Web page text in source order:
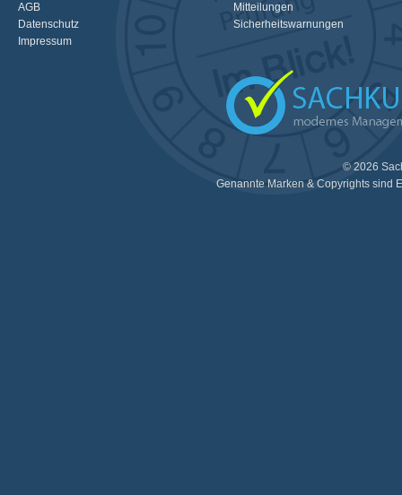
AGB
Datenschutz
Impressum
Mitteilungen
Sicherheitswarnungen
© 2026
Genannte Marken & Copyrights sind